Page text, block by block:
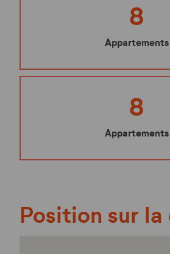
8
Appartements
8
Appartements
Position sur